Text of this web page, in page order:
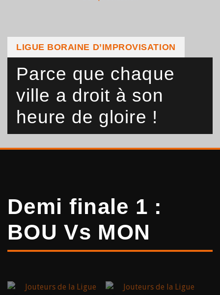
LIGUE BORAINE D’IMPROVISATION
Parce que chaque
ville a droit à son
heure de gloire !
Demi finale 1 :
BOU Vs MON